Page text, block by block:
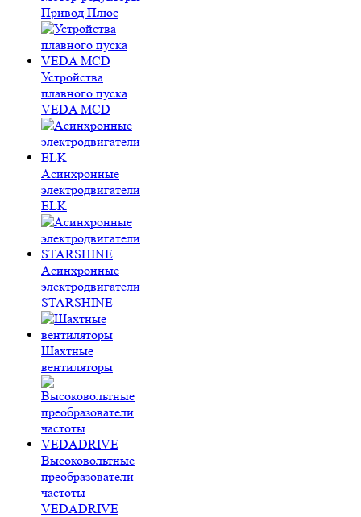
Привод Плюс
Устройства
плавного пуска
VEDA MCD
Асинхронные
электродвигатели
ELK
Асинхронные
электродвигатели
STARSHINE
Шахтные
вентиляторы
Высоковольтные
преобразователи
частоты
VEDADRIVE